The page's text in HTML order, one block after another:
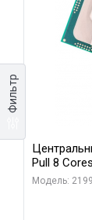
Фильтр
Pull 8
85W OEM
Модель: